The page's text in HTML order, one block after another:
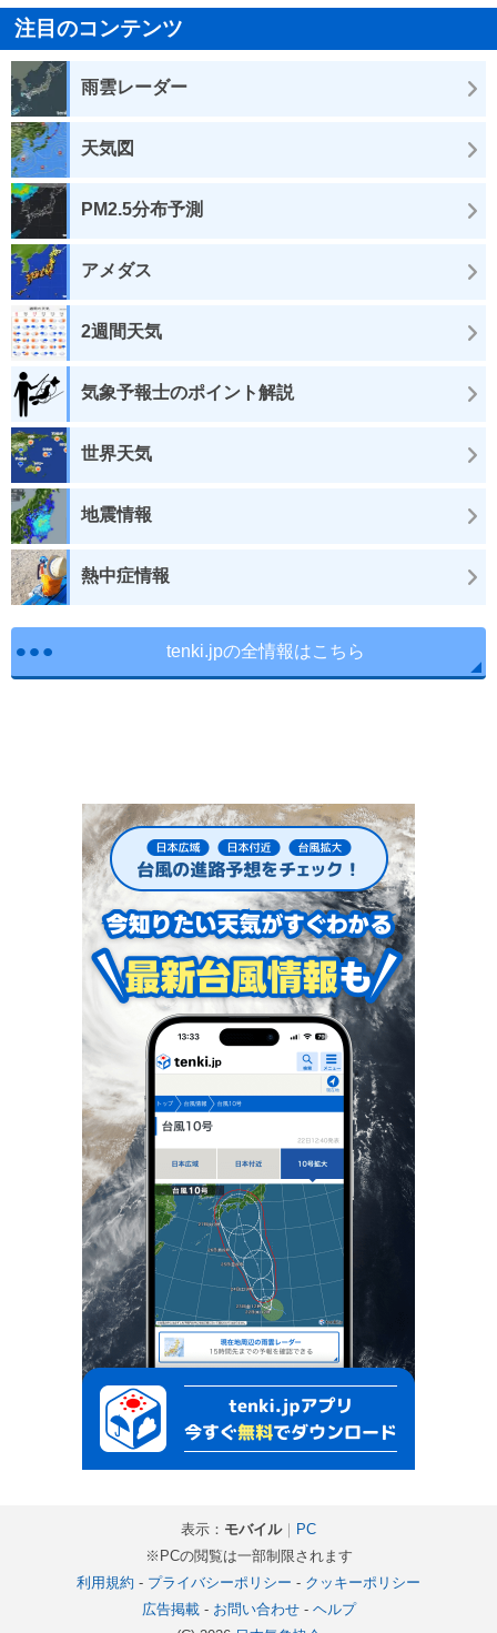
注目のコンテンツ
雨雲レーダー
天気図
PM2.5分布予測
アメダス
2週間天気
気象予報士のポイント解説
世界天気
地震情報
熱中症情報
tenki.jpの全情報はこちら
表示： モバイル｜ PC
※PCの閲覧は一部制限されます
利用規約 - プライバシーポリシー - クッキーポリシー
広告掲載- お問い合わせ- ヘルプ